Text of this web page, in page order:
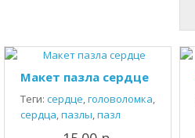
Макет пазла сердце
Теги: сердце,головоломка,
сердца,пазлы,пазл